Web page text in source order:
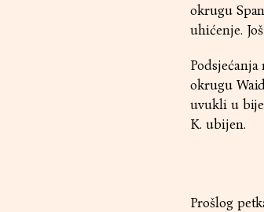
okrugu
uhićenje.
okrugu
uvukli u
K. ubijen.
Prošlog